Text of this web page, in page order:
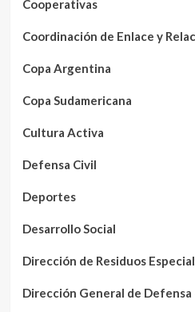
Cooperativas
Coordinación de Enlace y
Copa Argentina
Copa Sudamericana
Cultura Activa
Defensa Civil
Deportes
Desarrollo Social
Dirección de Residuos
Dirección General de Defensa